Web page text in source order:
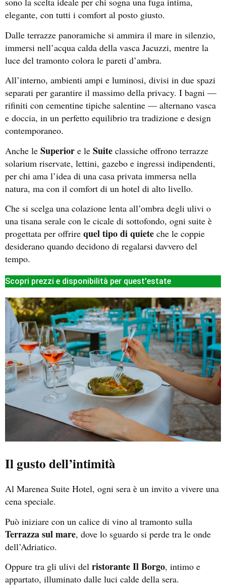
elegante, con tutti i comfort al posto giusto.
Dalle terrazze panoramiche si ammira il mare in silenzio,
immersi nell’acqua calda della vasca Jacuzzi, mentre la
luce del tramonto colora le pareti d’ambra.
All’interno, ambienti ampi e luminosi, divisi in due spazi
separati per garantire il massimo della privacy. I bagni —
rifiniti con cementine tipiche salentine — alternano vasca
e doccia, in un perfetto equilibrio tra tradizione e design
contemporaneo.
Anche le Superior e le Suite classiche offrono terrazze
solarium riservate, lettini, gazebo e ingressi indipendenti,
per chi ama l’idea di una casa privata immersa nella
natura, ma con il comfort di un hotel di alto livello.
Che si scelga una colazione lenta all’ombra degli ulivi o
una tisana serale con le cicale di sottofondo, ogni suite è
progettata per offrire quel tipo di quiete che le coppie
desiderano quando decidono di regalarsi davvero del
tempo.
Scopri prezzi e disponibilità per quest'estate
Il gusto dell’intimità
Al Marenea Suite Hotel, ogni sera è un invito a vivere una
cena speciale.
Può iniziare con un calice di vino al tramonto sulla
Terrazza sul mare, dove lo sguardo si perde tra le onde
dell’Adriatico.
Oppure tra gli ulivi del ristorante Il Borgo, intimo e
appartato, illuminato dalle luci calde della sera.